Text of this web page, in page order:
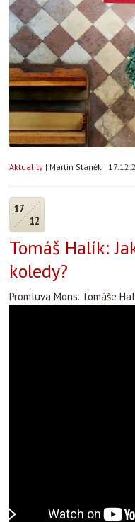
Aktuality | Martin Staněk |
17
12
Tomáš Halík:
koledy?
Promluva Mons. Tomáše